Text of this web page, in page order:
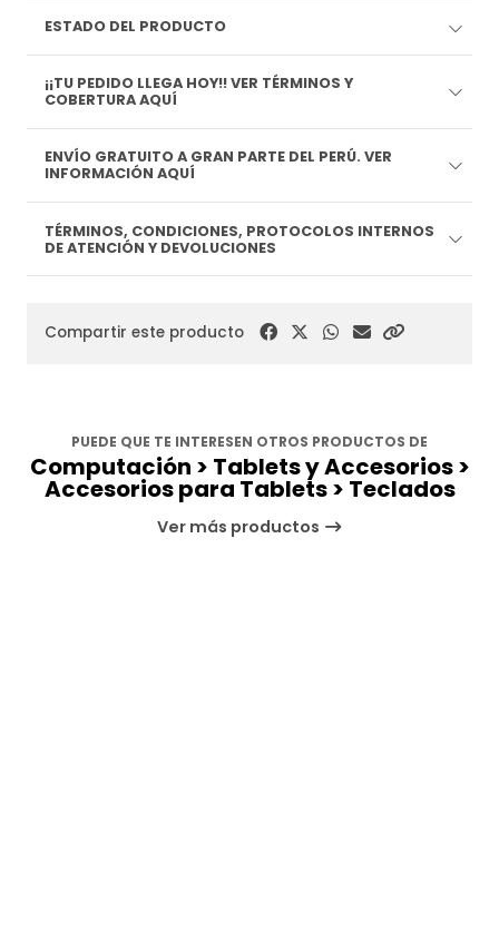
ESTADO DEL PRODUCTO
¡¡TU PEDIDO LLEGA HOY!! VER TÉRMINOS Y
COBERTURA AQUÍ
ENVÍO GRATUITO A GRAN PARTE DEL PERÚ. VER
INFORMACIÓN AQUÍ
TÉRMINOS, CONDICIONES, PROTOCOLOS INTERNOS
DE ATENCIÓN Y DEVOLUCIONES
Compartir este producto
PUEDE QUE TE INTERESEN OTROS PRODUCTOS DE
Computación > Tablets y Accesorios >
Accesorios para Tablets > Teclados
Ver más productos